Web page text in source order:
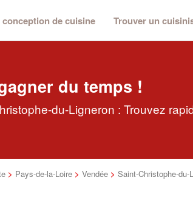
de cuisine Trouver un
du temps !
du-Ligneron : Trouvez
> Pays-de-la-Loire > Vendée > Saint-Christophe-du-